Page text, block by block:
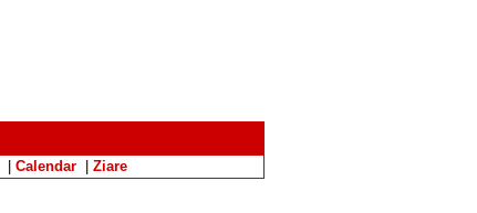
Calendar Ziare